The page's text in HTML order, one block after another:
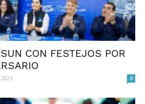
CON FESTEJOS POR
0